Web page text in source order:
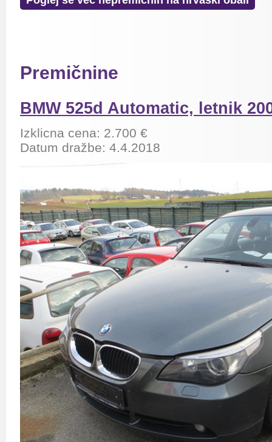
Premičnine
BMW 525d Automatic, letnik
Izklicna cena: 2.700 €
Datum dražbe: 4.4.2018